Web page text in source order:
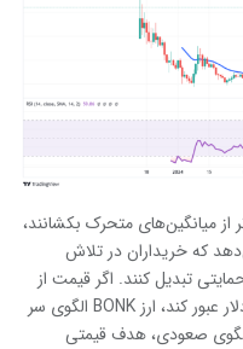
میانگین‌های متحرک بکشانند،
که خریداران در تلاش
تبدیل کنند. اگر قیمت از
سطح فعلی جهش پیدا کند و از ۰.۰۰۰۰۳۰ دلار عبور کند، ارز BONK الگوی سر
صعودی، هدف قیمتی